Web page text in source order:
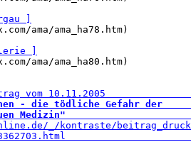
]
ama/ama_ha78.htm)
]
ama/ama_ha80.htm)
vom 10.11.2005
- die tödliche Gefahr der
Medizin"
_/kontraste/